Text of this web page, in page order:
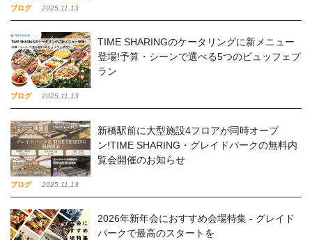
ブログ 2025,11,13
ブログ 2025,11,13
TIME SHARINGのケータリングに新メニュー
登場!予算・シーンで選べる5つのビュッフェプ
ラン
ブログ 2025,11,13
新橋駅前に大型施設4フロアが同時オープ
ン!TIME SHARING・グレイドパークの無料内
覧会開催のお知らせ
2026年新年会におすすめ会場特集 - グレイド
パークで最高のスタートを